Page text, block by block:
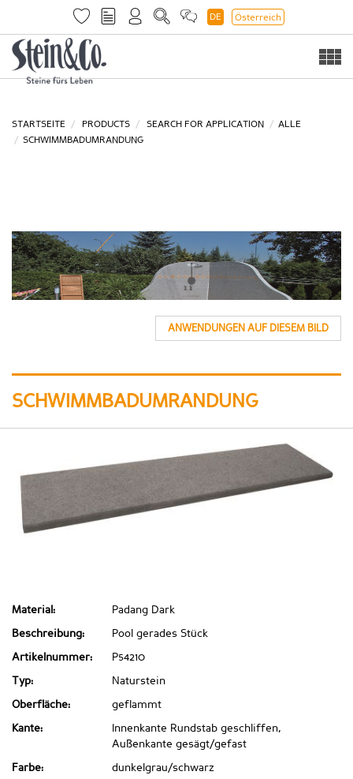
DE Österreich
STARTSEITE PRODUCTS SEARCH FOR APPLICATION
ALLE
SCHWIMMBADUMRANDUNG
ANWENDUNGEN AUF DIESEM BILD
SCHWIMMBADUMRANDUNG
Material: Padang Dark
Beschreibung: Pool gerades Stück
Artikelnummer: P54210
Typ: Naturstein
Oberfläche: geflammt
Kante:
Innenkante Rundstab geschliffen,
Außenkante gesägt/gefast
Farbe: dunkelgrau/schwarz